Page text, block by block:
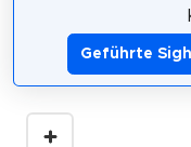
Geführte